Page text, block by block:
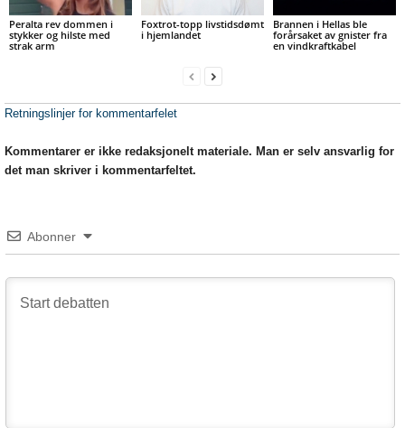
Peralta rev dommen i
stykker og hilste med
strak arm
Foxtrot-topp livstidsdømt
i hjemlandet
Brannen i Hellas ble
forårsaket av gnister fra
en vindkraftkabel
Retningslinjer for kommentarfelet
Kommentarer er ikke redaksjonelt materiale. Man er selv ansvarlig for
det man skriver i kommentarfeltet.
Abonner